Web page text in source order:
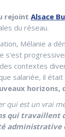
rejoint Alsace
du réseau.
Mélanie a
s’est
contextes
salariée, il
horizons,
qui est un vrai
qui travaillent
administrative